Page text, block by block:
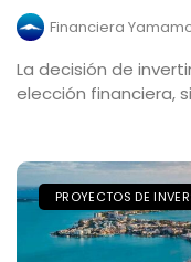
Financiera
La decisión de
elección financiera,
PROYECTOS DE